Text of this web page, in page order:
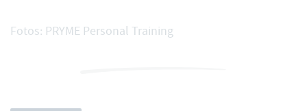
Fotos: PRYME Personal Training